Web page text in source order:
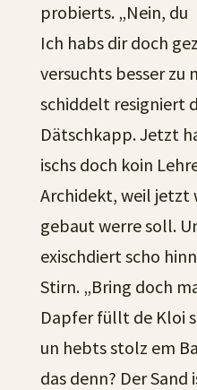
probierts. „Nein,
Ich habs dir doch
versuchts besser zu
schiddelt resigniert
Dätschkapp. Jetzt
ischs doch koin
Archidekt, weil jetzt
gebaut werre soll.
exischdiert scho
Stirn. „Bring doch
Dapfer füllt de Kloi
un hebts stolz em
das denn? Der Sand